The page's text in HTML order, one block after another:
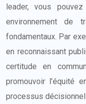
leader, vous
environnement de
fondamentaux. Par
en reconnaissant
certitude en
promouvoir l’équité
processus